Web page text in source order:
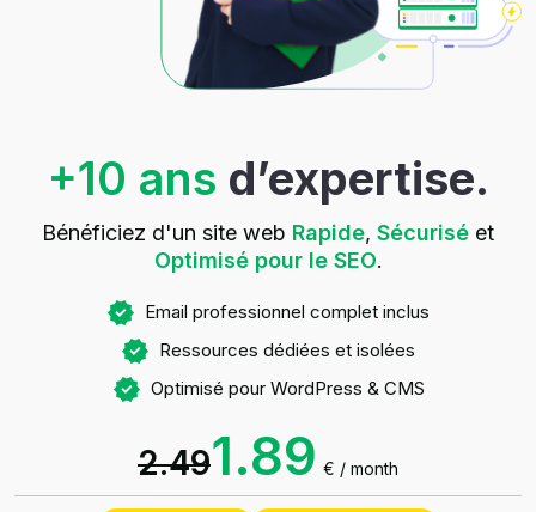
+10 ans d’expertise.
Bénéficiez d'un site web Rapide, Sécurisé et
Optimisé pour le SEO.
Email professionnel complet inclus
Ressources dédiées et isolées
Optimisé pour WordPress & CMS
2.491.89 € / month